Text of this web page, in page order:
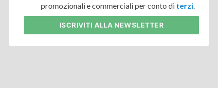
promozionali e commerciali per conto di terzi.
ISCRIVITI ALLA NEWSLETTER